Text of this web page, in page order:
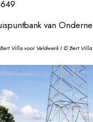
van
Villa voor Veldwerk I © Bert Villa